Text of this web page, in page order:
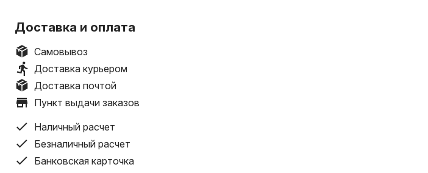
Counter-Strike 2
Dota 2
GTA5
Pugb
Киберпанк 2077
Minecraft ( майнкрафт )
Fortnite ( фортнайт )
Sunken Land
Raft
Характеристики:
Доставка и оплата
Самовывоз
Доставка курьером
Доставка почтой
Пункт выдачи заказов
Наличный расчет
Безналичный расчет
Банковская карточка